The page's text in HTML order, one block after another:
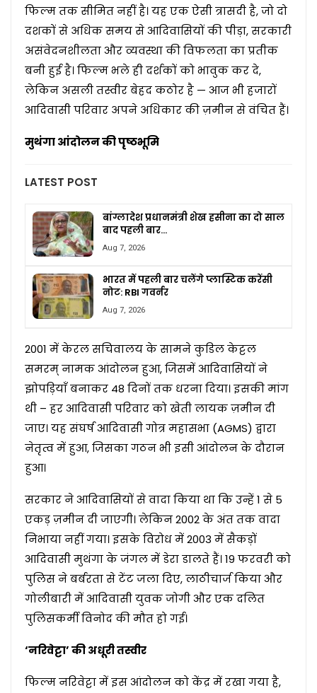
फिल्म तक सीमित नहीं है। यह एक ऐसी त्रासदी है, जो दो
दशकों से अधिक समय से आदिवासियों की पीड़ा, सरकारी
असंवेदनशीलता और व्यवस्था की विफलता का प्रतीक
बनी हुई है। फिल्म भले ही दर्शकों को भावुक कर दे,
लेकिन असली तस्वीर बेहद कठोर है — आज भी हजारों
आदिवासी परिवार अपने अधिकार की ज़मीन से वंचित हैं।
मुथंगा आंदोलन की पृष्ठभूमि
LATEST POST
बांग्लादेश प्रधानमंत्री शेख हसीना का दो साल
बाद पहली बार…
Aug 7, 2026
भारत में पहली बार चलेंगे प्लास्टिक करेंसी
नोट: RBI गवर्नर
Aug 7, 2026
2001 में केरल सचिवालय के सामने कुडिल केट्टल
समरम् नामक आंदोलन हुआ, जिसमें आदिवासियों ने
झोपड़ियाँ बनाकर 48 दिनों तक धरना दिया। इसकी मांग
थी – हर आदिवासी परिवार को खेती लायक ज़मीन दी
जाए। यह संघर्ष आदिवासी गोत्र महासभा (AGMS) द्वारा
नेतृत्व में हुआ, जिसका गठन भी इसी आंदोलन के दौरान
हुआ।
सरकार ने आदिवासियों से वादा किया था कि उन्हें 1 से 5
एकड़ ज़मीन दी जाएगी। लेकिन 2002 के अंत तक वादा
निभाया नहीं गया। इसके विरोध में 2003 में सैकड़ों
आदिवासी मुथंगा के जंगल में डेरा डालते हैं। 19 फरवरी को
पुलिस ने बर्बरता से टेंट जला दिए, लाठीचार्ज किया और
गोलीबारी में आदिवासी युवक जोगी और एक दलित
पुलिसकर्मी विनोद की मौत हो गई।
‘नरिवेट्टा’ की अधूरी तस्वीर
फिल्म नरिवेट्टा में इस आंदोलन को केंद्र में रखा गया है,